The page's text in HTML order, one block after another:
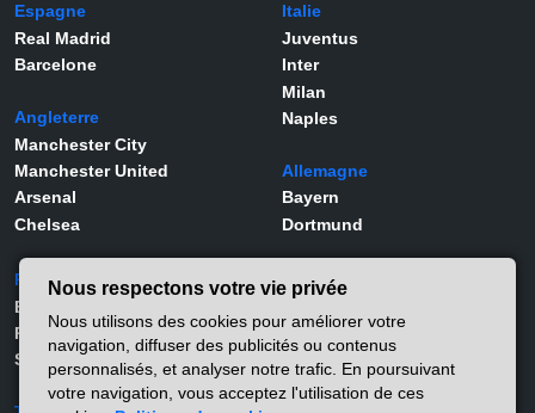
Espagne
Real Madrid
Barcelone
Angleterre
Manchester City
Manchester United
Arsenal
Chelsea
Italie
Juventus
Inter
Milan
Naples
Allemagne
Bayern
Dortmund
Portugal
Benfica
Porto
Sporting
Joueurs
Lamine Yamal
Rodrygo
Vinicius Jr
Nous respectons votre vie privée
Nous utilisons des cookies pour améliorer votre
navigation, diffuser des publicités ou contenus
personnalisés, et analyser notre trafic. En poursuivant
votre navigation, vous acceptez l'utilisation de ces